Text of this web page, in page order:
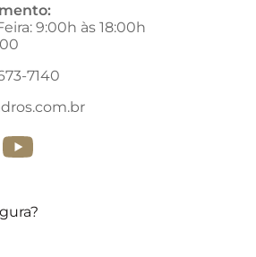
9:00h às 18:00h
7140